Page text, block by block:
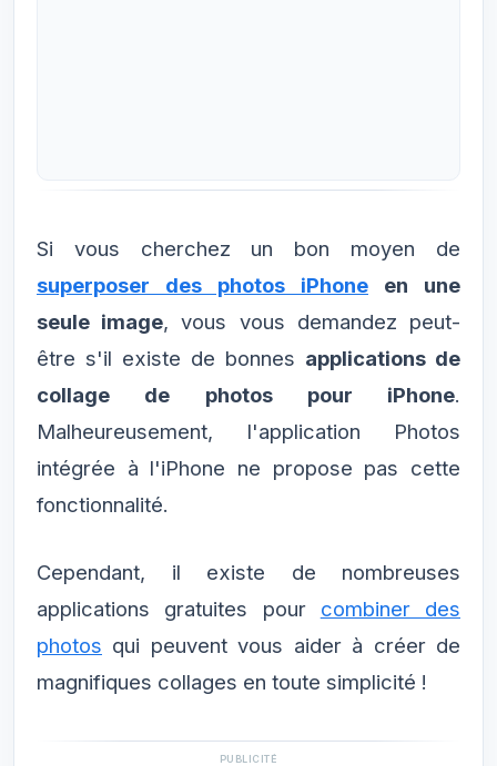
Si vous cherchez un bon moyen de
superposer des photos iPhone en une
seule image, vous vous demandez peut-
être s'il existe de bonnes applications de
collage de photos pour iPhone.
Malheureusement, l'application Photos
intégrée à l'iPhone ne propose pas cette
fonctionnalité.
Cependant, il existe de nombreuses
applications gratuites pour combiner des
photos qui peuvent vous aider à créer de
magnifiques collages en toute simplicité !
PUBLICITÉ